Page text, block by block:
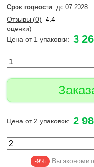
Срок годности: до 07.2028
Отзывы (0)
оценки)
Цена от 1 упаковки: 3
Цена от 2 упаковок: 2
-9% Вы